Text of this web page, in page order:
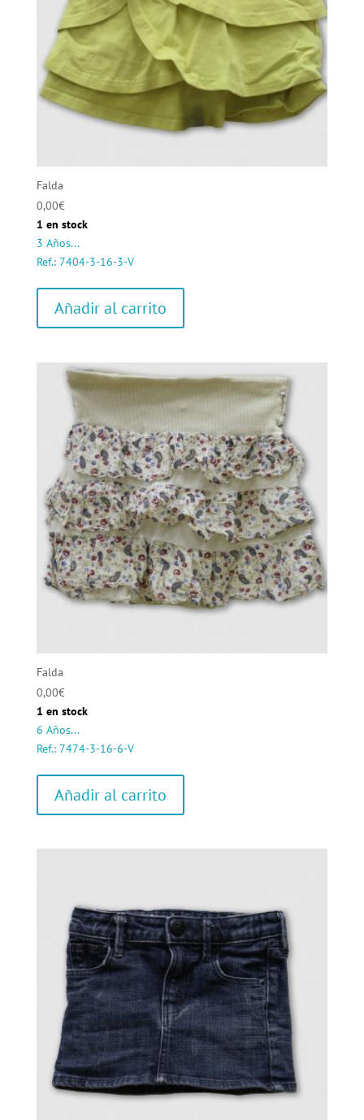
Falda
0,00€
1 en stock
3 Años...
Ref.: 7404-3-16-3-V
Añadir al carrito
Falda
0,00€
1 en stock
6 Años...
Ref.: 7474-3-16-6-V
Añadir al carrito